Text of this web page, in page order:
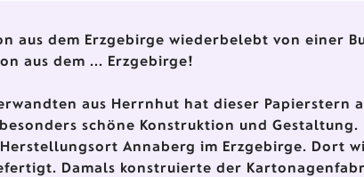
aus dem Erzgebirge wiederbelebt von einer
aus dem ... Erzgebirge!
aus Herrnhut hat dieser Papierstern
schöne Konstruktion und
Annaberg im Erzgebirge. Dort
Damals konstruierte der